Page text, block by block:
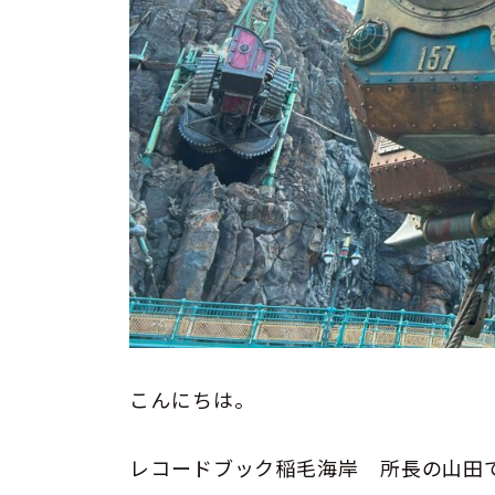
こんにちは。
レコードブック稲毛海岸 所長の山田